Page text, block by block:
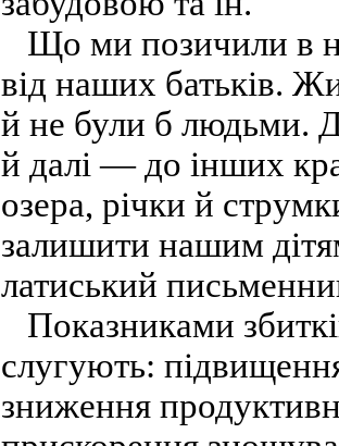
Що ми позичили в
від наших батьків.
й не були б людьми.
й далі — до інших
озера, річки й
залишити нашим
латиський
Показниками
слугують:
зниження